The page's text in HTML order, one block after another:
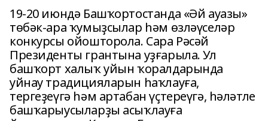
19-20 июндә Башҡортостанда «Әй ауазы»
төбәк-ара ҡумыҙсылар һәм өзләүселәр
конкурсы ойошторола. Сара Рәсәй
Президенты грантына уҙғарыла. Ул
башҡорт халыҡ уйын ҡоралдарында
уйнау традицияларын һаҡлауға,
тергеҙеүгә һәм артабан үҫтереүгә, һәләтле
башҡарыусыларҙы асыҡлауға